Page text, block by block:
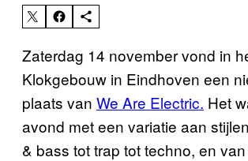
Zaterdag 14 november vond in
Klokgebouw in Eindhoven een
plaats van We Are Electric. Het
avond met een variatie aan
& bass tot trap tot techno, en